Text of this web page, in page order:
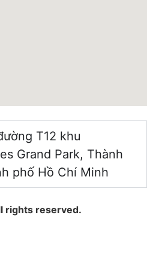
T12 khu
Grand Park, Thành
phố Hồ Chí Minh
rights reserved.